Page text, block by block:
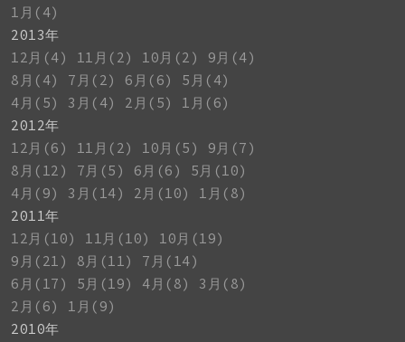
1月(4)
2013年
12月(4)
11月(2) 10月(2)
9月(4)
8月(4)
7月(2) 6月(6)
5月(4)
4月(5)
3月(4) 2月(5)
1月(6)
2012年
12月(6)
11月(2) 10月(5)
9月(7)
8月(12)
7月(5) 6月(6)
5月(10)
4月(9)
3月(14) 2月(10)
1月(8)
2011年
12月(10)
11月(10)
10月(19)
9月(21)
8月(11)
7月(14)
6月(17)
5月(19) 4月(8)
3月(8)
2月(6)
1月(9)
2010年